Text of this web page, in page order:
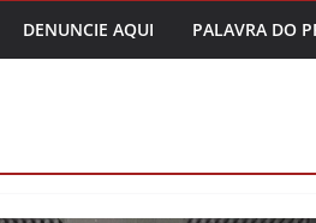
DENUNCIE AQUI PALAVRA DO